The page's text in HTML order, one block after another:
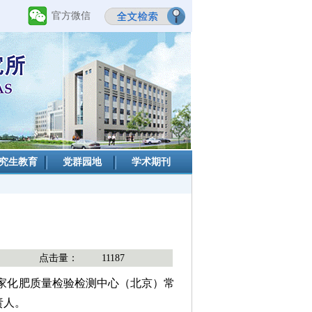
官方微信
生教育 党群园地 学术期刊
点击量： 11187
化肥质量检验检测中心（北京）常
。